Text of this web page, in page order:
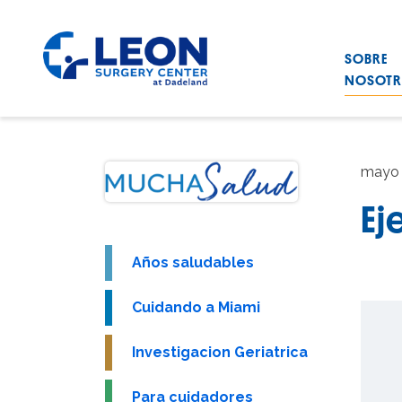
Leon Surgery Center home link
SOBRE
Años saludables
Cuidando a Miami
Investigacion Geriatrica
Para cuidadores